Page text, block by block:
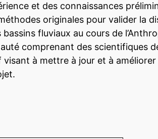
et des connaissances
originales pour valider la
fluviaux au cours de
comprenant des scientifiques
à mettre à jour et à